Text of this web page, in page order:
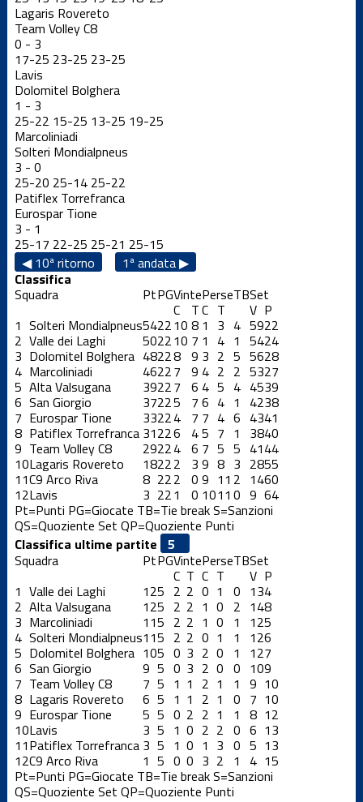
Lagaris Rovereto
Team Volley C8
0 - 3
17-25 23-25 23-25
Lavis
Dolomitel Bolghera
1 - 3
25-22 15-25 13-25 19-25
Marcoliniadi
Solteri Mondialpneus
3 - 0
25-20 25-14 25-22
Patiflex Torrefranca
Eurospar Tione
3 - 1
25-17 22-25 25-21 25-15
◀ 10ª ritorno
1ª andata ▶
Classifica
Squadra PtPGVintePerseTBSet
C TC T V P
1 Solteri Mondialpneus542210 8 1 3 4 5922
2 Valle dei Laghi 502210 7 1 4 1 5424
3 Dolomitel Bolghera 48228 9 3 2 5 5628
4 Marcoliniadi 46227 9 4 2 2 5327
5 Alta Valsugana 39227 6 4 5 4 4539
6 San Giorgio 37225 7 6 4 1 4238
7 Eurospar Tione 33224 7 7 4 6 4341
8 Patiflex Torrefranca 31226 45 7 1 3840
9 Team Volley C8 29224 6 7 5 5 4144
10Lagaris Rovereto 18222 3 9 8 3 2855
11C9 Arco Riva 8 222 0 9 11 2 1460
12Lavis 3 221 0 1011 0 9 64
Pt=Punti PG=Giocate TB=Tie breakS=Sanzioni
QS=Quoziente Set QP=Quoziente Punti
Classifica ultime partite
Squadra
PtPGVintePerseTBSet
C T C T V P
1 Valle dei Laghi 125 2 2 0 1 0 134
2 Alta Valsugana 125 2 2 1 0 2 148
3 Marcoliniadi 115 2 2 1 0 1 125
4 Solteri Mondialpneus115 2 2 0 1 1 126
5 Dolomitel Bolghera 105 0 3 2 0 1 127
6 San Giorgio 9 5 0 3 2 0 0 109
7 Team Volley C8 7 5 1 1 2 1 1 9 10
8 Lagaris Rovereto 6 5 1 1 2 1 0 7 10
9 Eurospar Tione 5 5 0 2 2 1 1 8 12
10Lavis 3 5 1 0 2 2 0 6 13
11Patiflex Torrefranca 3 5 1 0 1 3 0 5 13
12C9 Arco Riva 1 5 0 0 3 2 1 4 15
Pt=Punti PG=Giocate TB=Tie breakS=Sanzioni
QS=Quoziente Set QP=Quoziente Punti